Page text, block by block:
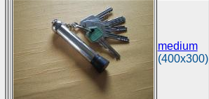
medium
(400x300)